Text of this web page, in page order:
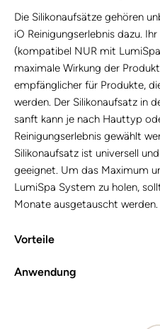
Die Silikonaufsätze gehören
iO Reinigungserlebnis dazu.
(kompatibel NUR mit
maximale Wirkung der
empfänglicher für Produkte,
werden. Der Silikonaufsatz in
sanft kann je nach Hauttyp
Reinigungserlebnis gewählt
Silikonaufsatz ist universell
geeignet. Um das Maximum
LumiSpa System zu holen,
Monate ausgetauscht werden.
Vorteile
Anwendung